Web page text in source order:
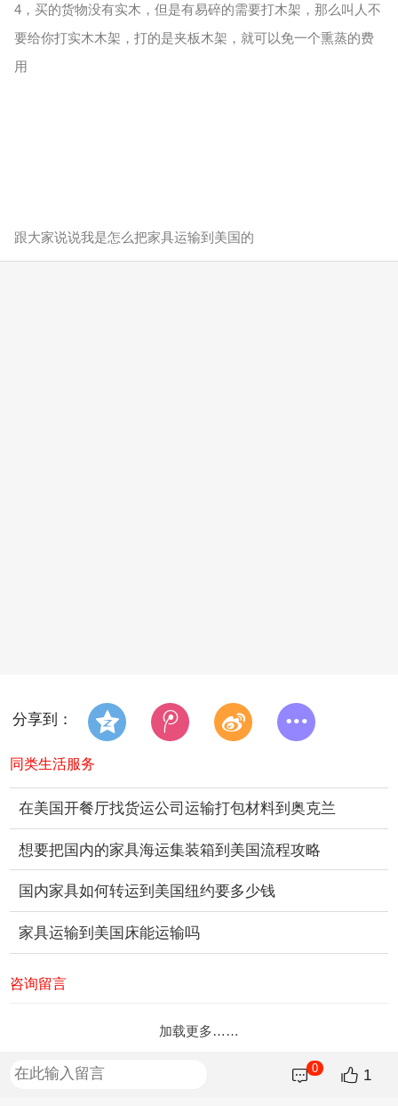
4，买的货物没有实木，但是有易碎的需要打木架，那么叫人不
要给你打实木木架，打的是夹板木架，就可以免一个熏蒸的费
用
跟大家说说我是怎么把家具运输到美国的
分享到：
同类生活服务
在美国开餐厅找货运公司运输打包材料到奥克兰
想要把国内的家具海运集装箱到美国流程攻略
国内家具如何转运到美国纽约要多少钱
家具运输到美国床能运输吗
咨询留言
加载更多……
0 1